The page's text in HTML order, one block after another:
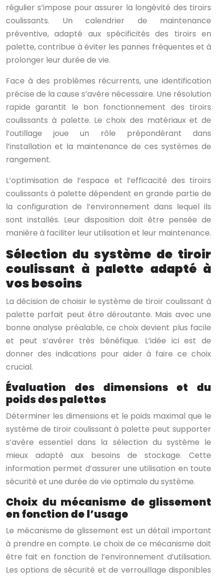
régulier s’impose pour assurer la longévité des tiroirs
coulissants. Un calendrier de maintenance
préventive, adapté aux spécificités des tiroirs en
palette, contribue à éviter les pannes fréquentes et à
prolonger leur durée de vie.
Face à des problèmes récurrents, une identification
précise de la cause s’avère nécessaire. Une résolution
rapide garantit le bon fonctionnement des tiroirs
coulissants à palette. Le choix des matériaux et de
l’outillage joue un rôle prépondérant dans
l’installation et la maintenance de ces systèmes de
rangement.
L’optimisation de l’espace et l’efficacité des tiroirs
coulissants à palette dépendent en grande partie de
la configuration de l’environnement dans lequel ils
sont installés. Leur disposition doit être pensée de
manière à faciliter leur utilisation et leur maintenance.
Sélection du système de tiroir
coulissant à palette adapté à
vos besoins
La décision de choisir le système de tiroir coulissant à
palette parfait peut être déroutante. Mais avec une
bonne analyse préalable, ce choix devient plus facile
et peut s’avérer très bénéfique. L’idée ici est de
donner des indications pour aider à faire ce choix
crucial.
Évaluation des dimensions et du
poids des palettes
Déterminer les dimensions et le poids maximal que le
système de tiroir coulissant à palette peut supporter
s’avère essentiel dans la sélection du système le
mieux adapté aux besoins de stockage. Cette
information permet d’assurer une utilisation en toute
sécurité et une durée de vie optimale du système.
Choix du mécanisme de glissement
en fonction de l’usage
Le mécanisme de glissement est un détail important
à prendre en compte. Le choix de ce mécanisme doit
être fait en fonction de l’environnement d’utilisation.
Les options de sécurité et de verrouillage disponibles